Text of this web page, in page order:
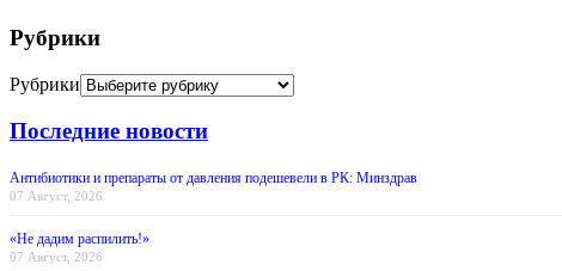
Рубрики
Рубрики
Последние новости
Антибиотики и препараты от давления подешевели в РК: Минздрав
07 Август, 2026
«Не дадим распилить!»
07 Август, 2026